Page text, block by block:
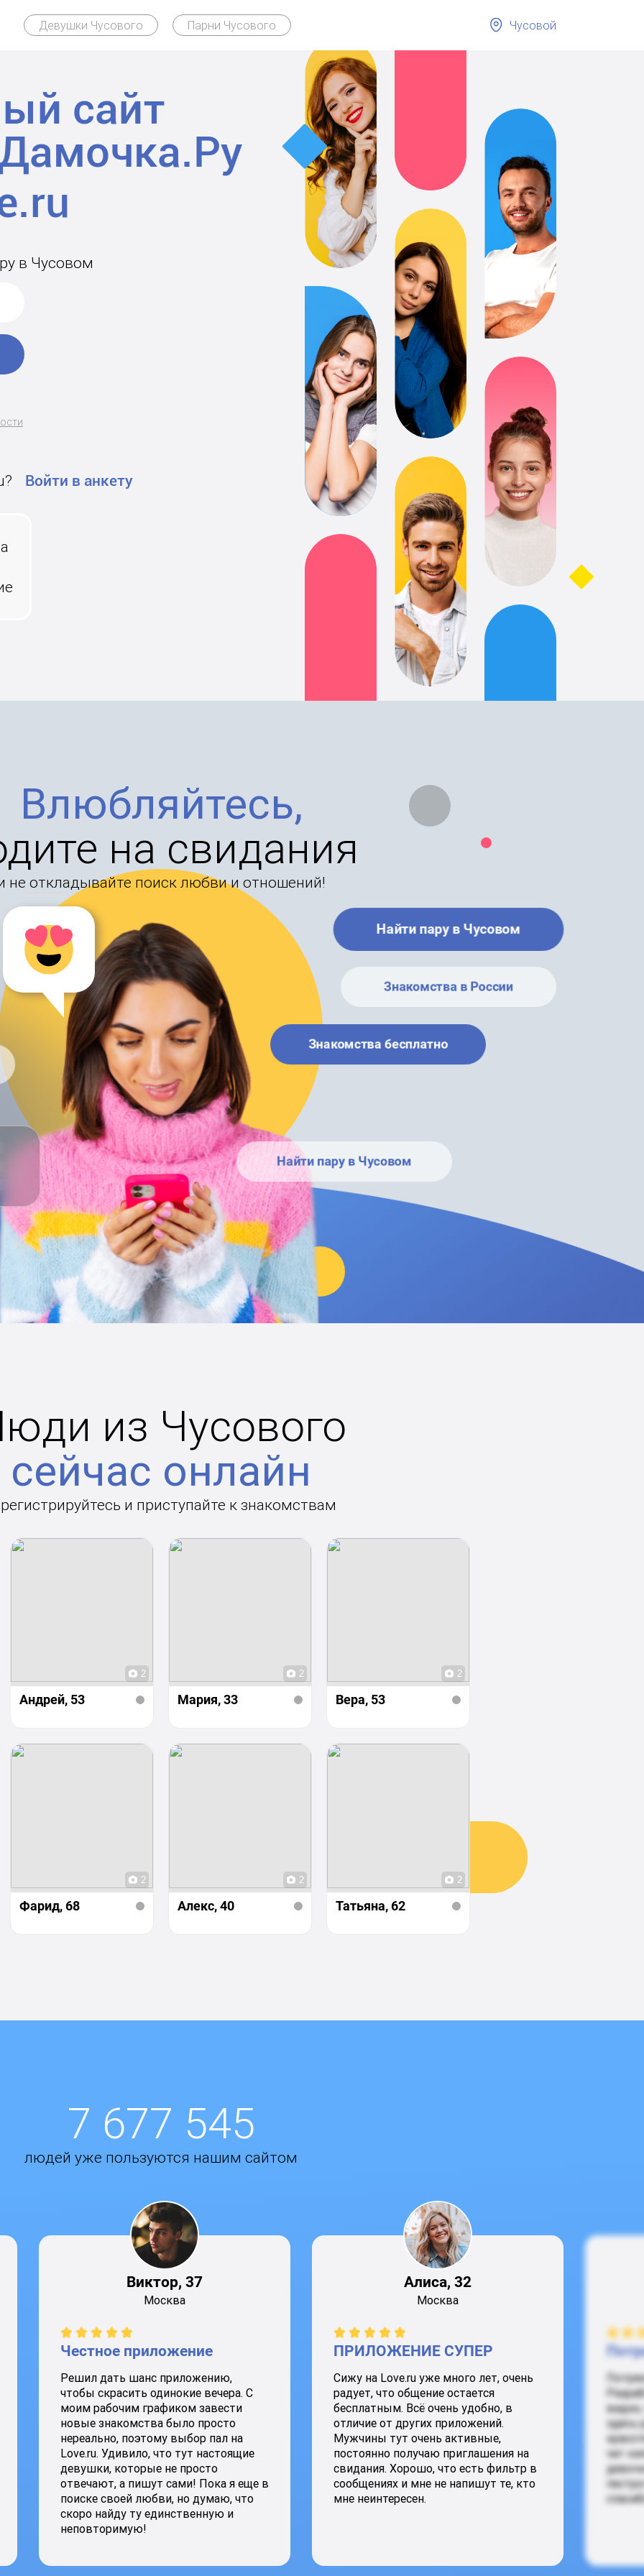
Девушки Чусового Парни Чусового Чусовой
сайт
в Чусовом
Войти в анкету
Влюбляйтесь,
на свидания
не откладывайте поиск любви и отношений!
Найти пару в Чусовом
Знакомства в России
Знакомства бесплатно
Найти пару в Чусовом
из Чусового
сейчас онлайн
и приступайте к знакомствам
2
Андрей, 53
2
Мария, 33
2
Вера, 53
2
Фарид, 68
2
Алекс, 40
2
Татьяна, 62
7 677 545
людей уже пользуются нашим сайтом
Виктор, 37
Москва
Честное приложение
Решил дать шанс приложению,
чтобы скрасить одинокие вечера. С
моим рабочим графиком завести
новые знакомства было просто
нереально, поэтому выбор пал на
Love.ru. Удивило, что тут настоящие
девушки, которые не просто
отвечают, а пишут сами! Пока я еще в
поиске своей любви, но думаю, что
скоро найду ту единственную и
неповторимую!
Алиса, 32
Москва
ПРИЛОЖЕНИЕ СУПЕР
Сижу на Love.ru уже много лет, очень
радует, что общение остается
бесплатным. Всё очень удобно, в
отличие от других приложений.
Мужчины тут очень активные,
постоянно получаю приглашения на
свидания. Хорошо, что есть фильтр в
сообщениях и мне не напишут те, кто
мне неинтересен.
здесь
чат